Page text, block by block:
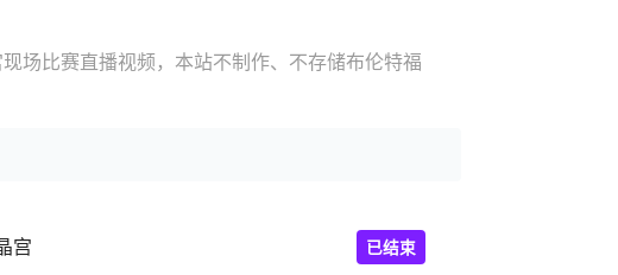
场比赛直播视频，本站不制作、不存储布伦特福
宫 已结束